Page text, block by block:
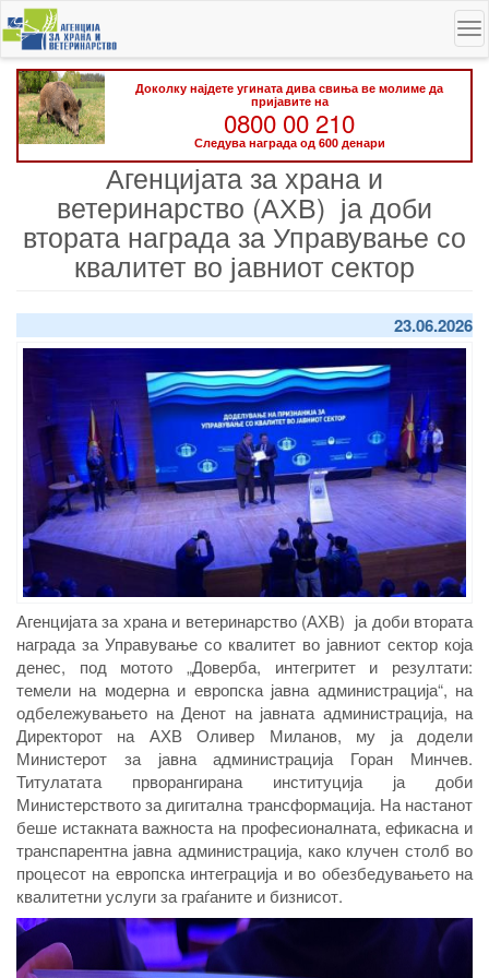
Skip
to
main
content
Доколку најдете угината дива свиња ве молиме да
пријавите на
0800 00 210
Следува награда од 600 денари
Агенцијата за храна и
ветеринарство (АХВ) ја доби
втората награда за Управување со
квалитет во јавниот сектор
23.06.2026
Агенцијата за храна и ветеринарство (АХВ) ја доби втората
награда за Управување со квалитет во јавниот сектор која
денес, под мотото „Доверба, интегритет и резултати:
темели на модерна и европска јавна администрација“, на
одбележувањето на Денот на јавната администрација, на
Директорот на АХВ Оливер Миланов, му ја додели
Министерот за јавна администрација Горан Минчев.
Титулатата прворангирана институција ја доби
Министерството за дигитална трансформација. На настанот
беше истакнатаважноста на професионалната, ефикасна и
транспарентна јавна администрација, како клучен столб во
процесот на европска интеграција и во обезбедувањето на
квалитетни услуги за граѓаните и бизнисот.